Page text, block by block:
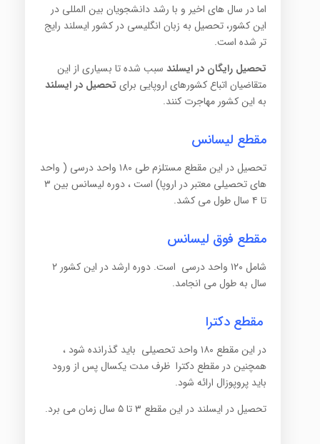
اما در سال های اخیر و با رشد دانشجویان بین المللی در
این کشور، تحصیل به زبان انگلیسی در کشور ایسلند رایج
تر شده است.
تحصیل رایگان در ایسلندسبب شده تا بسیاری از این
متقاضیان اتباع کشورهای اروپایی برای تحصیل در ایسلند
به این کشور مهاجرت کنند.
مقطع لیسانس
تحصیل در این مقطع مستلزم طی ۱۸۰ واحد درسی ( واحد
های تحصیلی معتبر در اروپا) است ، دوره لیسانس بین ۳
تا ۴ سال طول می کشد.
مقطع فوق لیسانس
شامل ۱۲۰ واحد درسی است. دوره ارشد در این کشور ۲
سال به طول می انجامد.
مقطع دکترا
در این مقطع ۱۸۰ واحد تحصیلی باید گذرانده شود ،
همچنین در مقطع دکترا ظرف مدت یکسال پس از ورود
باید پروپوزال ارائه شود.
تحصیل در ایسلند در این مقطع ۳ تا ۵ سال زمان می برد.